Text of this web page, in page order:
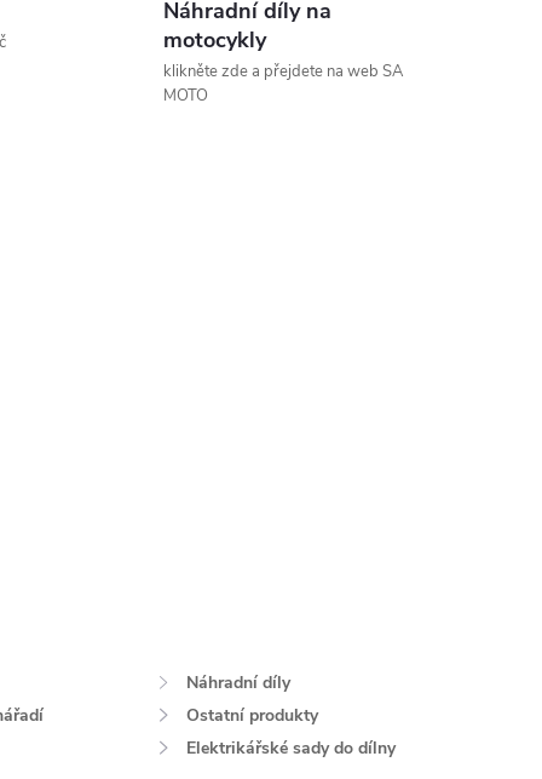
Náhradní díly na
motocykly
klikněte zde a přejdete na web SA
MOTO
Náhradní díly
Ostatní produkty
Elektrikářské sady do dílny